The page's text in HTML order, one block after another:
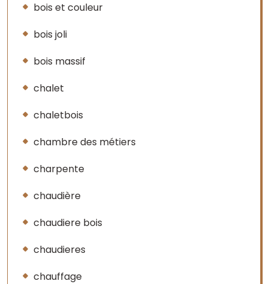
bois et couleur
bois joli
bois massif
chalet
chaletbois
chambre des métiers
charpente
chaudière
chaudiere bois
chaudieres
chauffage